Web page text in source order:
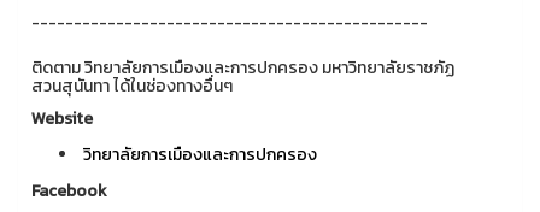
-----------------------------------------------
ติดตาม วิทยาลัยการเมืองและการปกครอง มหาวิทยาลัยราชภัฏ
สวนสุนันทา ได้ในช่องทางอื่นๆ
Website
วิทยาลัยการเมืองและการปกครอง
Facebook